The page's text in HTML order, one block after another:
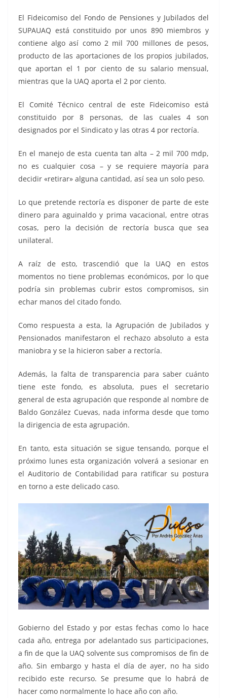
El Fideicomiso del Fondo de Pensiones y Jubilados del
SUPAUAQ está constituido por unos 890 miembros y
contiene algo así como 2 mil 700 millones de pesos,
producto de las aportaciones de los propios jubilados,
que aportan el 1 por ciento de su salario mensual,
mientras que la UAQ aporta el 2 por ciento.
El Comité Técnico central de este Fideicomiso está
constituido por 8 personas, de las cuales 4 son
designados por el Sindicato y las otras 4 por rectoría.
En el manejo de esta cuenta tan alta – 2 mil 700 mdp,
no es cualquier cosa – y se requiere mayoría para
decidir «retirar» alguna cantidad, así sea un solo peso.
Lo que pretende rectoría es disponer de parte de este
dinero para aguinaldo y prima vacacional, entre otras
cosas, pero la decisión de rectoría busca que sea
unilateral.
A raíz de esto, trascendió que la UAQ en estos
momentos no tiene problemas económicos, por lo que
podría sin problemas cubrir estos compromisos, sin
echar manos del citado fondo.
Como respuesta a esta, la Agrupación de Jubilados y
Pensionados manifestaron el rechazo absoluto a esta
maniobra y se la hicieron saber a rectoría.
Además, la falta de transparencia para saber cuánto
tiene este fondo, es absoluta, pues el secretario
general de esta agrupación que responde al nombre de
Baldo González Cuevas, nada informa desde que tomo
la dirigencia de esta agrupación.
En tanto, esta situación se sigue tensando, porque el
próximo lunes esta organización volverá a sesionar en
el Auditorio de Contabilidad para ratificar su postura
en torno a este delicado caso.
Gobierno del Estado y por estas fechas como lo hace
cada año, entrega por adelantado sus participaciones,
a fin de que la UAQ solvente sus compromisos de fin de
año. Sin embargo y hasta el día de ayer, no ha sido
recibido este recurso. Se presume que lo habrá de
hacer como normalmente lo hace año con año.